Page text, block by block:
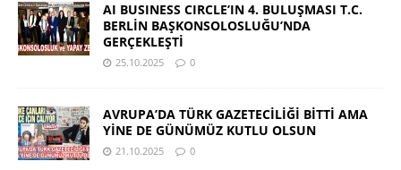
AI BUSINESS CIRCLE’IN 4. BULUŞMASI T.C.
BERLİN BAŞKONSOLOSLUĞU’NDA
GERÇEKLEŞTİ
25.10.2025 0
AVRUPA’DA TÜRK GAZETECİLİĞİ BİTTİ AMA
YİNE DE GÜNÜMÜZ KUTLU OLSUN
21.10.2025 0